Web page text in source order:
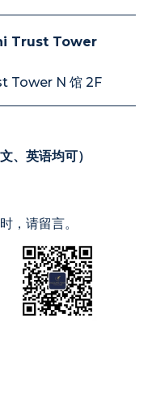
Trust Tower
Tower N 馆 2F
、英语均可）
，请留言。